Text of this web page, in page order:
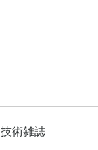
技術雑誌